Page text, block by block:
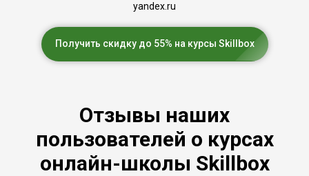
yandex.ru
Получить скидку до 55% на курсы Skillbox
Отзывы наших
пользователей о курсах
онлайн-школы Skillbox